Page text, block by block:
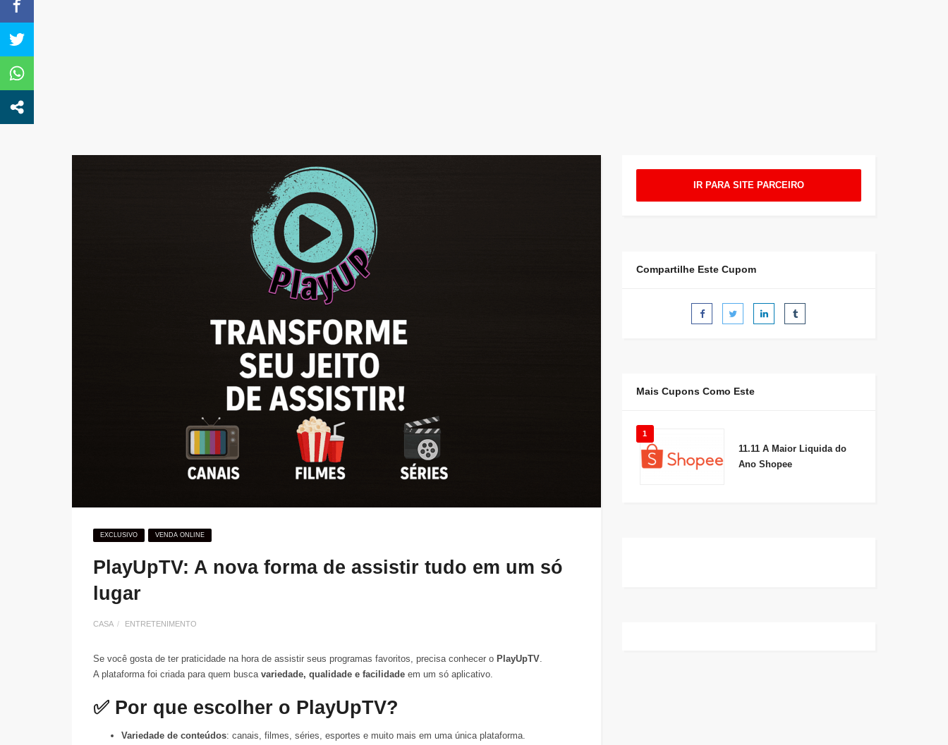
EXCLUSIVO VENDA ONLINE
PlayUpTV: A nova forma de assistir tudo em um só
lugar
CASA ENTRETENIMENTO
Se você gosta de ter praticidade na hora de assistir seus programas favoritos, precisa conhecer o PlayUpTV.
A plataforma foi criada para quem busca variedade, qualidade e facilidade em um só aplicativo.
✅ Por que escolher o PlayUpTV?
Variedade de conteúdos: canais, filmes, séries, esportes e muito mais em uma única plataforma.
IR PARA SITE PARCEIRO
Compartilhe Este Cupom
Mais Cupons Como Este
1
11.11 A Maior Liquida do
Ano Shopee